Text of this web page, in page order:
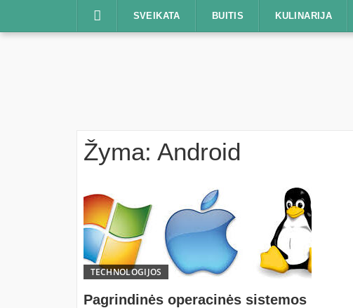
SVEIKATA BUITIS KULINARIJA
Žyma: Android
TECHNOLOGIJOS
Pagrindinės operacinės sistemos